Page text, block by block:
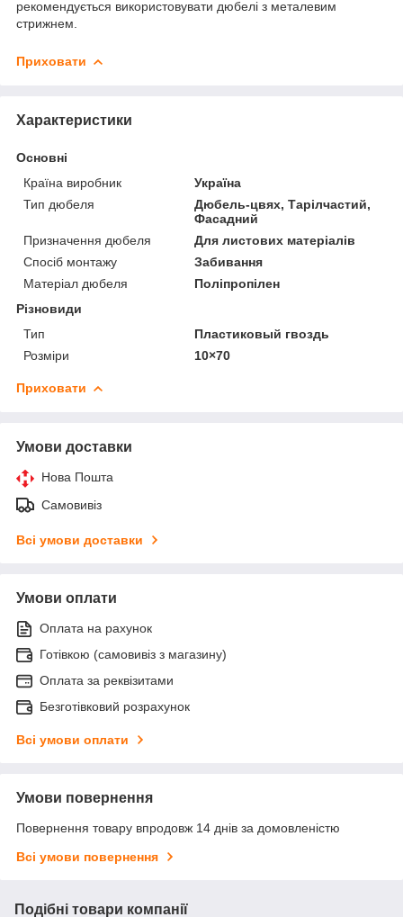
рекомендується використовувати дюбелі з металевим
стрижнем.
Приховати
Характеристики
Основні
Країна виробник
Україна
Тип дюбеля
Дюбель-цвях, Тарілчастий,
Фасадний
Призначення дюбеля
Для листових матеріалів
Спосіб монтажу
Забивання
Матеріал дюбеля
Поліпропілен
Різновиди
Тип
Пластиковый гвоздь
Розміри
10×70
Приховати
Умови доставки
Нова Пошта
Самовивіз
Всі умови доставки
Умови оплати
Оплата на рахунок
Готівкою (самовивіз з магазину)
Оплата за реквізитами
Безготівковий розрахунок
Всі умови оплати
Умови повернення
Повернення товару впродовж 14 днів за домовленістю
Всі умови повернення
Подібні товари компанії